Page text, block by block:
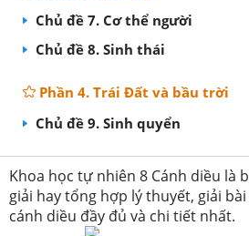
Chủ đề 7. Cơ thể người
Chủ đề 8. Sinh thái
Phần 4. Trái Đất và bầu trời
Chủ đề 9. Sinh quyển
Khoa học tự nhiên 8 Cánh diều là
giải hay tổng hợp lý thuyết, giải
cánh diều đầy đủ và chi tiết nhất.